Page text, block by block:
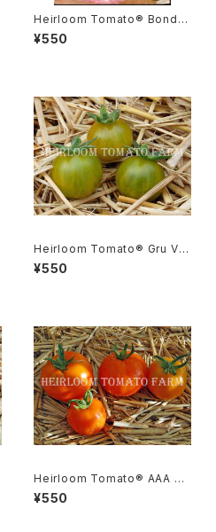
Heirloom Tomato® Bond's
Early Minnesota エアルーム・
トマト・ボンズ・アーリー・ミネソ
¥550
Heirloom Tomato® Gru Ve
e エアルーム・トマト・グルー・ビ
ーGR-17＊2015新品種
¥550
Heirloom Tomato® AAA S
weet エアルーム・トマト・AAA・
スイート
¥550